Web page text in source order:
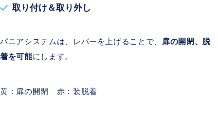
取り付け＆取り外し
パニアシステムは、レバーを上げることで、
扉の開閉、脱
着を可能にします。
黄：扉の開閉 赤：装脱着